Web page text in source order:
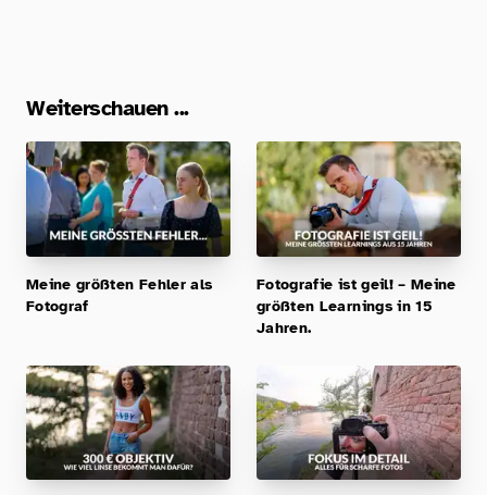
Weiterschauen ...
Meine größten Fehler als
Fotograf
Fotografie ist geil! – Meine
größten Learnings in 15
Jahren.